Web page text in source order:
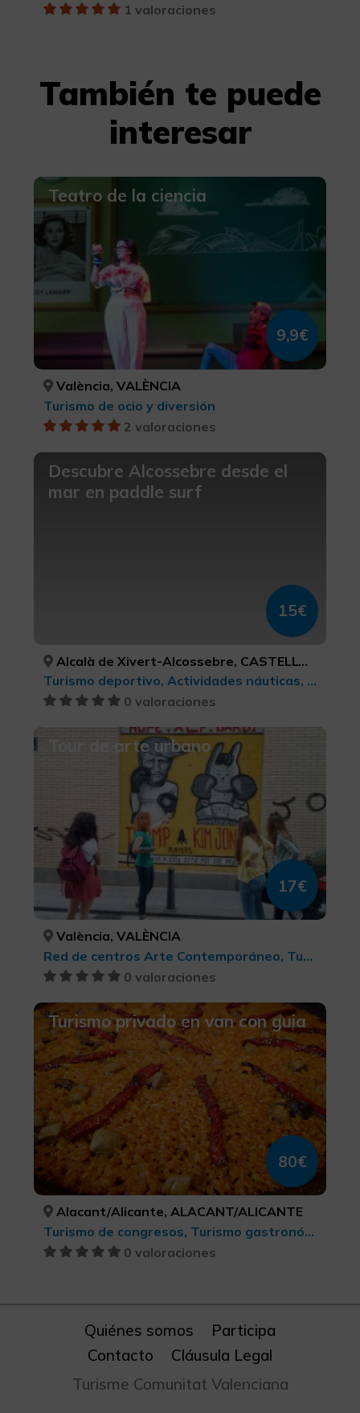
1 valoraciones
También te puede
interesar
Teatro de la ciencia
9,9€
València, VALÈNCIA
Turismo de ocio y diversión
2 valoraciones
Descubre Alcossebre desde el
mar en paddle surf
15€
Alcalà de Xivert-Alcossebre, CASTELLÓ/CASTELLÓN
Turismo deportivo, Actividades náuticas, Turismo de ocio y diversión
0 valoraciones
Tour de arte urbano
17€
València, VALÈNCIA
Red de centros Arte Contemporáneo, Turismo cultural
0 valoraciones
Turismo privado en van con guia
80€
Alacant/Alicante, ALACANT/ALICANTE
Turismo de congresos, Turismo gastronómico, Turismo de ocio y diversión, Turismo rural y natural, Ciudades, Senderismo, Buceo, Turismo cultural, Turismo musical, Actividades náuticas, Turismo activo-aventura
0 valoraciones
Quiénes somos
Participa
Contacto
Cláusula Legal
Turisme Comunitat Valenciana